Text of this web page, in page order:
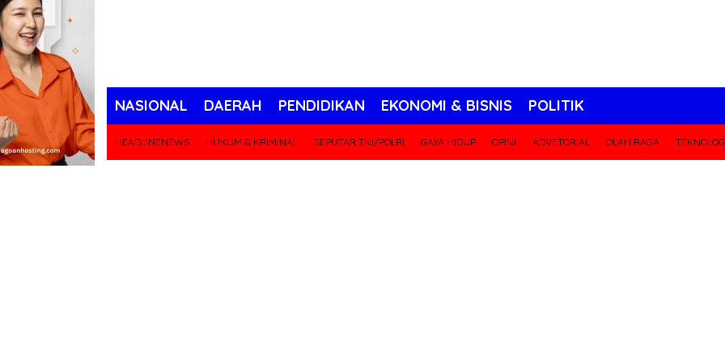
NASIONAL DAERAH PENDIDIKAN EKONOMI & BISNIS POLITIK
HEADLINENEWS HUKUM & KRIMINAL SEPUTAR TNI/POLRI GAYA HIDUP OPINI ADVETORIAL OLAH RAGA